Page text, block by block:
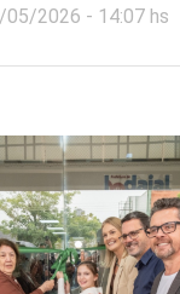
05/2026 - 14:07 hs